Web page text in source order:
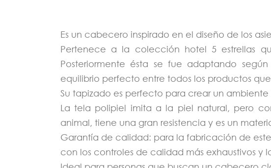
Es un cabecero inspirado en el diseño de los
Pertenece a la colección hotel 5 estrellas
Posteriormente ésta se fue adaptando
equilibrio perfecto entre todos los productos
Su tapizado es perfecto para crear un
La tela polipiel imita a la piel natural, pero
animal, tiene una gran resistencia y es un
Garantía de calidad: para la fabricación de
con los controles de calidad más exhaustivos y